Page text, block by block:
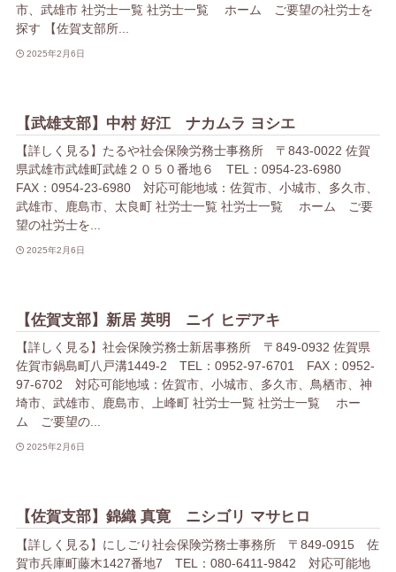
市、武雄市 社労士一覧 社労士一覧 ホーム ご要望の社労士を
探す 【佐賀支部所...
2025年2月6日
【武雄支部】中村 好江 ナカムラ ヨシエ
【詳しく見る】たるや社会保険労務士事務所 〒843-0022 佐賀
県武雄市武雄町武雄２０５０番地６ TEL：0954-23-6980
FAX：0954-23-6980 対応可能地域：佐賀市、小城市、多久市、
武雄市、鹿島市、太良町 社労士一覧 社労士一覧 ホーム ご要
望の社労士を...
2025年2月6日
【佐賀支部】新居 英明 ニイ ヒデアキ
【詳しく見る】社会保険労務士新居事務所 〒849-0932 佐賀県
佐賀市鍋島町八戸溝1449-2 TEL：0952-97-6701 FAX：0952-
97-6702 対応可能地域：佐賀市、小城市、多久市、鳥栖市、神
埼市、武雄市、鹿島市、上峰町 社労士一覧 社労士一覧 ホー
ム ご要望の...
2025年2月6日
【佐賀支部】錦織 真寛 ニシゴリ マサヒロ
【詳しく見る】にしごり社会保険労務士事務所 〒849-0915 佐
賀市兵庫町藤木1427番地7 TEL：080-6411-9842 対応可能地